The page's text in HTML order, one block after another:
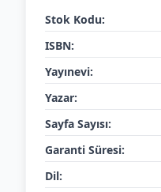
Stok Kodu:
ISBN:
Yayınevi:
Yazar:
Sayfa Sayısı:
Garanti Süresi:
Dil: